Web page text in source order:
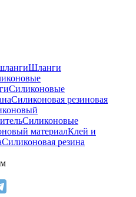
Шланги
Силиконовые
Силиконовая резиновая
Силиконовые
материалКлей и
Силиконовая резина